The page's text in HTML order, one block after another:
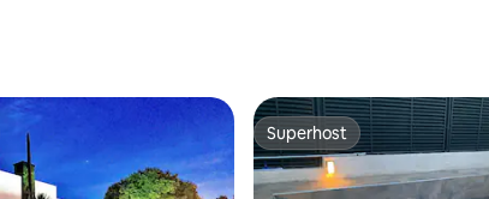
4,96 uit 5, 54 recensies
Superhost
Superhost